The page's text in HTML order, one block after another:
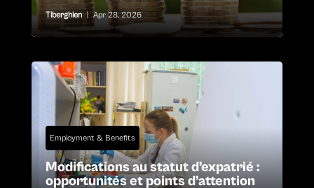
Tiberghien | Apr 28, 2026
Employment & Benefits
Modifications au statut d’expatrié :
opportunités et points d’attention